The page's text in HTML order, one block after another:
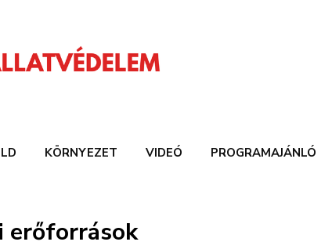
KÖRNYEZET VIDEÓ PROGRAMAJÁNLÓ
erőforrások